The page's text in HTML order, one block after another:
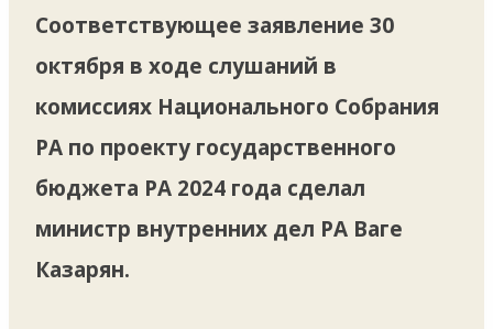
Соответствующее заявление 30
октября в ходе слушаний в
комиссиях Национального Собрания
РА по проекту государственного
бюджета РА 2024 года сделал
министр внутренних дел РА Ваге
Казарян.